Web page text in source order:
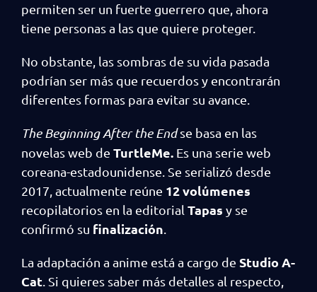
permiten ser un fuerte guerrero que, ahora
tiene personas a las que quiere proteger.
No obstante, las sombras de su vida pasada
podrían ser más que recuerdos y encontrarán
diferentes formas para evitar su avance.
The Beginning After the Endse basa en las
novelas web de TurtleMe. Es una serie web
coreana-estadounidense. Se serializó desde
2017, actualmente reúne 12 volúmenes
recopilatorios en la editorial Tapas y se
confirmó su finalización
La adaptación a anime está a cargo de Studio A-
Cat . Si quieres saber más detalles al respecto,